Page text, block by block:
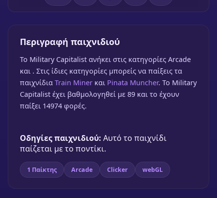
Military Capitalist
★90%🎮 1 Παίκτης
Περιγραφή παιχνιδιού
To Military Capitalist ανήκει στις κατηγορίες Arcade
και . Στις ίδιες κατηγορίες μπορείς να παίξεις τα
παιχνίδια Train Miner και Pinata Muncher. Το Military
Capitalist έχει βαθμολογηθεί με 89 και το έχουν
παίξει 14974 φορές.
Οδηγίες παιχνιδιού: Αυτό το παιχνίδι
παίζεται με το ποντίκι.
1 Παίκτης Arcade Clicker webGL